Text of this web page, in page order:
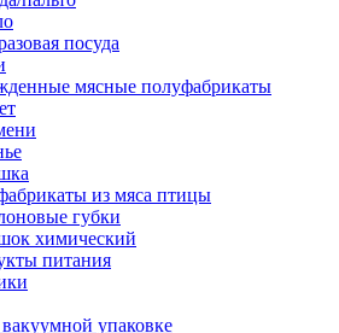
посуда
мясные полуфабрикаты
из мяса птицы
губки
химический
питания
упаковке